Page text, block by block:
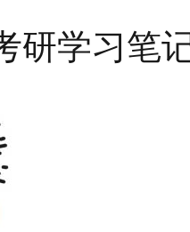
研学习笔